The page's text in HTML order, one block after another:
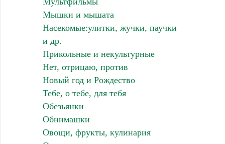
Мышки и мышата
Насекомые:улитки, жучки, паучки
и др.
Прикольные и некультурные
Нет, отрицаю, против
Новый год и Рождество
Тебе, о тебе, для тебя
Обезьянки
Обнимашки
Овощи, фрукты, кулинария